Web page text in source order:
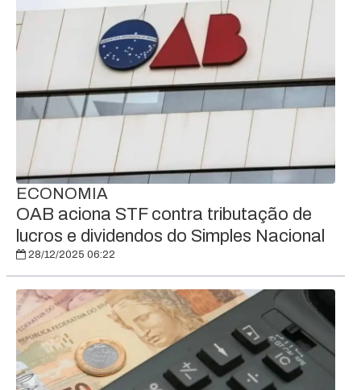
ECONOMIA
OAB aciona STF contra tributação de
lucros e dividendos do Simples Nacional
28/12/2025 06:22